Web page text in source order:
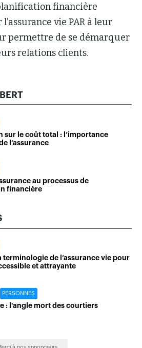
financière
vie PAR à leur
permettre de se démarquer
relations clients.
sur le coût total : l’importance
l’assurance
au processus de
financière
terminologie de l’assurance vie pour
et attrayante
PERSONNES
: l'angle mort des courtiers